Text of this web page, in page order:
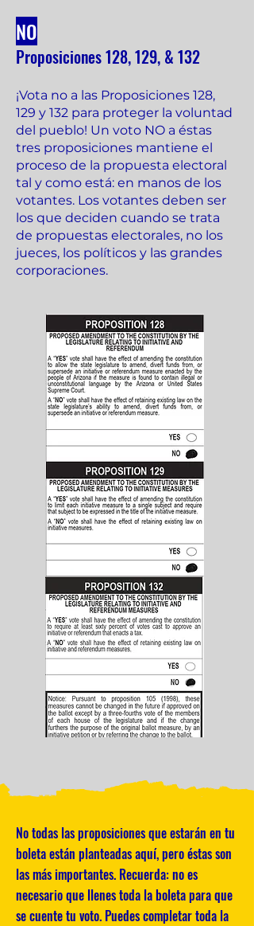
NO
Proposiciones 128, 129, & 132
¡Vota no a las Proposiciones 128,
129 y 132 para proteger la voluntad
del pueblo! Un voto NO a éstas
tres proposiciones mantiene el
proceso de la propuesta electoral
tal y como está: en manos de los
votantes. Los votantes deben ser
los que deciden cuando se trata
de propuestas electorales, no los
jueces, los políticos y las grandes
corporaciones.
No todas las proposiciones que estarán en tu
boleta están planteadas aquí, pero éstas son
las más importantes. Recuerda: no es
necesario que llenes toda la boleta para que
se cuente tu voto. Puedes completar toda la